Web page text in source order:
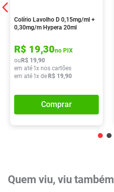
Colírio Lavolho D 0,15mg/ml +
0,30mg/m Hypera 20ml
R$ 19,30no PIX
ou R$ 19,90
em até 1x nos cartões
em até 1x de R$ 19,90
Comprar
Quem viu, viu também